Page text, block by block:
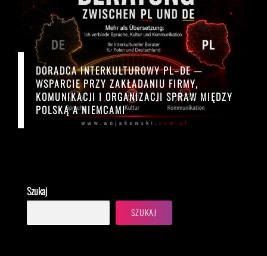
DORADCA INTERKULTUROWY PL–DE —
WSPARCIE PRZY ZAKŁADANIU FIRMY,
KOMUNIKACJI I ORGANIZACJI SPRAW MIĘDZY
POLSKĄ A NIEMCAMI
Szukaj
SZUKAJ